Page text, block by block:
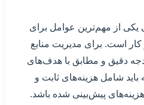
یکی از مهم‌ترین عوامل برای
است. برای مدیریت منابع
دقیق و مطابق با هدف‌های
شامل هزینه‌های ثابت و
هزینه‌های پیش‌بینی شده باشد.